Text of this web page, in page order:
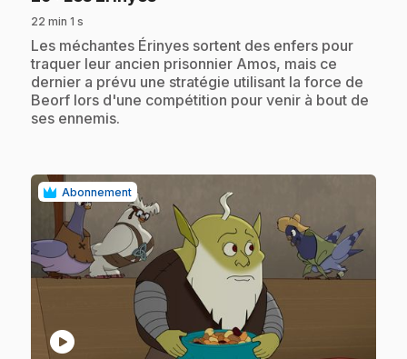
22 min 1 s
.Les méchantes Érinyes sortent des enfers pour
traquer leur ancien prisonnier Amos, mais ce
dernier a prévu une stratégie utilisant la force de
Beorf lors d'une compétition pour venir à bout de
ses ennemis.
Abonnement
play_circle